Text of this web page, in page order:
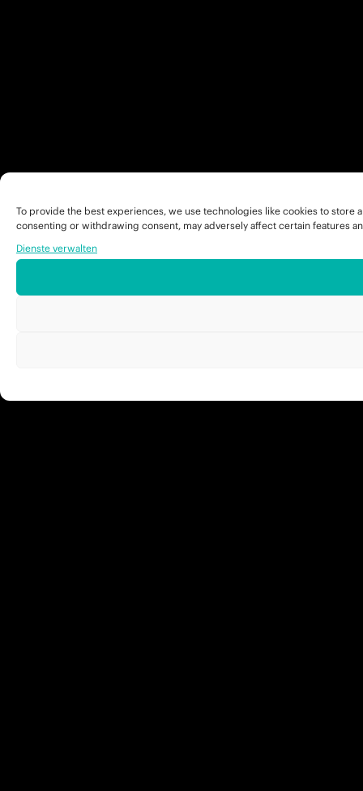
To provide the best experiences, we use technologies like cookies to
consenting or withdrawing consent, may adversely affect certain features
Dienste verwalten